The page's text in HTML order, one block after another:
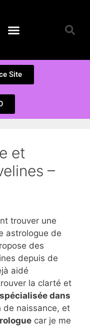
Site
et
–
trouver une
astrologue de
des
depuis de
aidé
la clarté et
spécialisée dans
de naissance, et
car je me